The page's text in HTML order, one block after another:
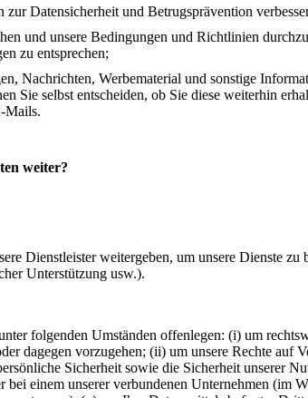
zur Datensicherheit und Betrugsprävention
und unsere Bedingungen und Richtlinien
zu entsprechen;
Nachrichten, Werbematerial und sonstige
Sie selbst entscheiden, ob Sie diese weiterhin
Mails.
weiter?
Dienstleister weitergeben, um unsere Dienste
Unterstützung usw.).
folgenden Umständen offenlegen: (i) um
dagegen vorzugehen; (ii) um unsere Rechte auf
Sicherheit sowie die Sicherheit unserer
bei einem unserer verbundenen Unternehmen (im